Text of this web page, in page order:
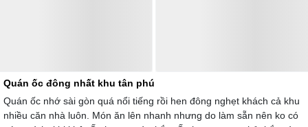
Quán ốc đông nhất khu tân phú
Quán ốc nhớ sài gòn quá nổi tiếng rồi hen đông nghẹt khách cả khu
nhiều căn nhà luôn. Món ăn lên nhanh nhưng do làm sẵn nên ko có